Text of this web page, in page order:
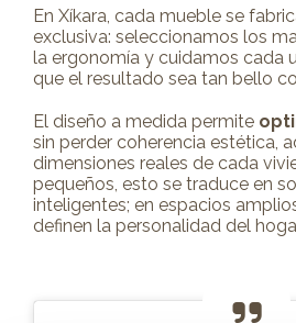
En Xíkara, cada mueble se
exclusiva: seleccionamos los
la ergonomía y cuidamos cada
que el resultado sea tan bello
El diseño a medida permite
sin perder coherencia estética,
dimensiones reales de cada
pequeños, esto se traduce en
inteligentes; en espacios
definen la personalidad del